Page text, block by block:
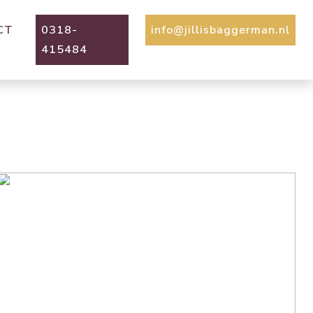
0318-
415484
info@jillisbaggerman.nl